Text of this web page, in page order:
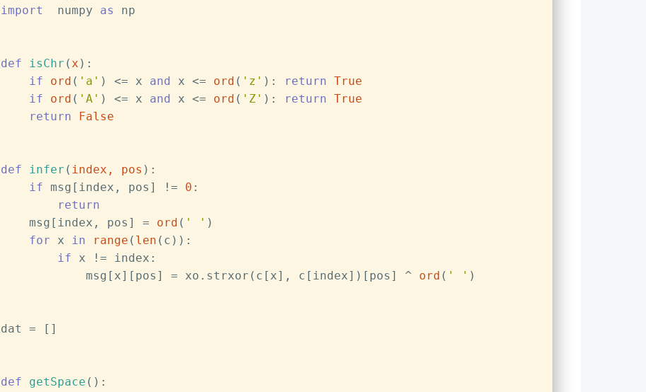
import
  numpy
as np
def isChr ( x ):
if
ord ( 'a' ) <= x and x <= ord ( 'z' ): return True
if
ord ( 'A' ) <= x and x <= ord ( 'Z' ): return True
return
False
def infer ( index, pos ):
if msg[index, pos] != 0 :
return
    msg[index, pos] =
ord ( ' ' )
for x in range ( len (c)):
if x != index:
            msg[x][pos] = xo.strxor(c[x], c[index])[pos] ^
ord ( ' ' )
dat = []
def getSpace ():